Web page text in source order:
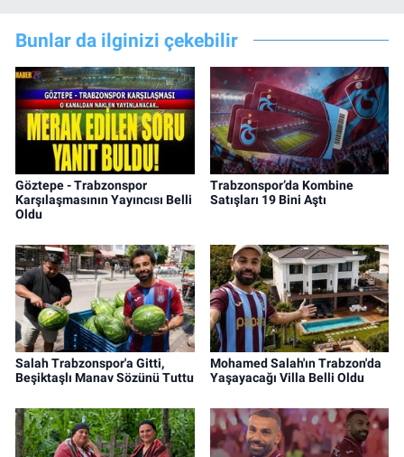
Bunlar da ilginizi çekebilir
Göztepe - Trabzonspor
Karşılaşmasının Yayıncısı Belli
Oldu
Trabzonspor’da Kombine
Satışları 19 Bini Aştı
Salah Trabzonspor'a Gitti,
Beşiktaşlı Manav Sözünü Tuttu
Mohamed Salah'ın Trabzon'da
Yaşayacağı Villa Belli Oldu